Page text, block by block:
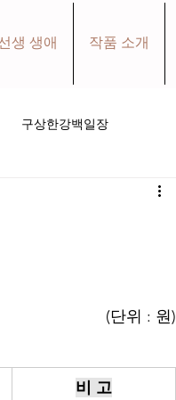
생 생애 작품 소개
구상한강백일장
(단위 : 원)
비 고